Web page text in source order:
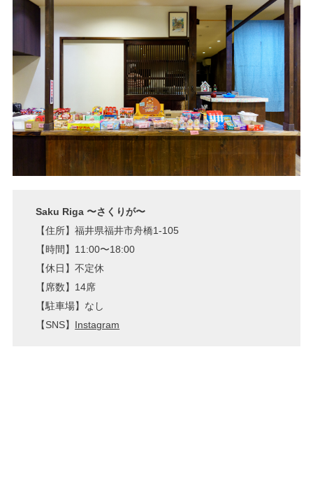
Saku Riga 〜さくりが〜
【住所】福井県福井市舟橋1-105
【時間】11:00〜18:00
【休日】不定休
【席数】14席
【駐車場】なし
【SNS】 Instagram